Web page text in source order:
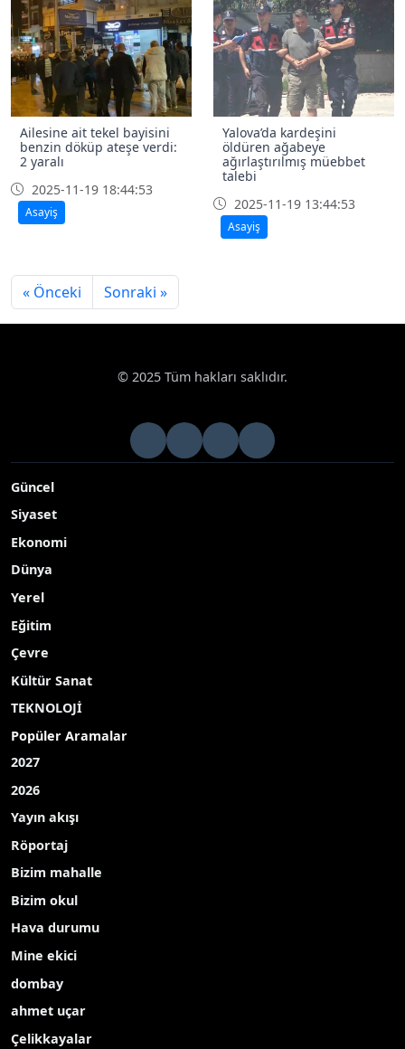
Ailesine ait tekel bayisini
benzin döküp ateşe verdi:
2 yaralı
2025-11-19 18:44:53
Asayiş
Yalova’da kardeşini
öldüren ağabeye
ağırlaştırılmış müebbet
talebi
2025-11-19 13:44:53
Asayiş
« Önceki Sonraki »
© 2025 Tüm hakları saklıdır.
Güncel
Siyaset
Ekonomi
Dünya
Yerel
Eğitim
Çevre
Kültür Sanat
TEKNOLOJİ
Popüler Aramalar
2027
2026
Yayın akışı
Röportaj
Bizim mahalle
Bizim okul
Hava durumu
Mine ekici
dombay
ahmet uçar
Çelikkayalar